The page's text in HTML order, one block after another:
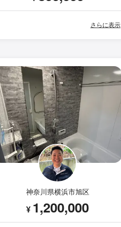
さらに表示
神奈川県横浜市旭区
¥ 1,200,000